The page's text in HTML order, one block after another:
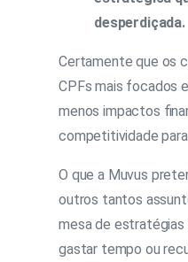
desperdiçada.
Certamente que os
CPFs mais focados
menos impactos
competitividade para
O que a Muvus
outros tantos
mesa de estratégias
gastar tempo ou